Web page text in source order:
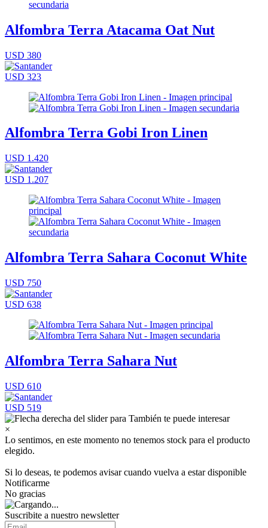
Alfombra Terra Atacama Oat Nut
USD 380
USD 323
Alfombra Terra Gobi Iron Linen
USD 1.420
USD 1.207
Alfombra Terra Sahara Coconut White
USD 750
USD 638
Alfombra Terra Sahara Nut
USD 610
USD 519
×
Lo sentimos, en este momento no tenemos stock para el producto
elegido.
Si lo deseas, te podemos avisar cuando vuelva a estar disponible
Notificarme
No gracias
Suscribite a nuestro newsletter